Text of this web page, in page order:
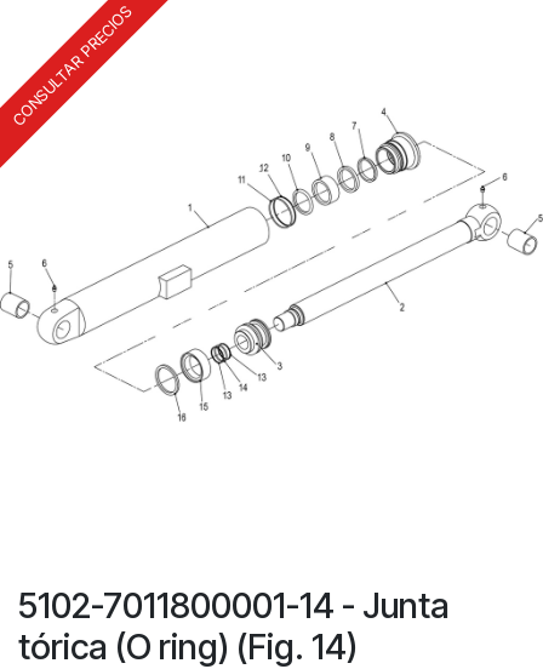
CONSULTAR PRECIOS
5102-7011800001-14 - Junta
tórica (O ring) (Fig. 14)